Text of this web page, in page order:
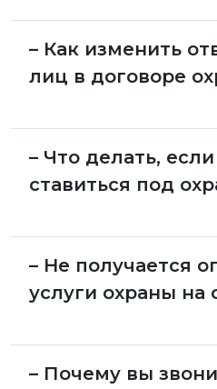
– Как изменить
лиц в договоре
– Что делать,
ставиться под
– Не получается
услуги охраны на
– Почему вы